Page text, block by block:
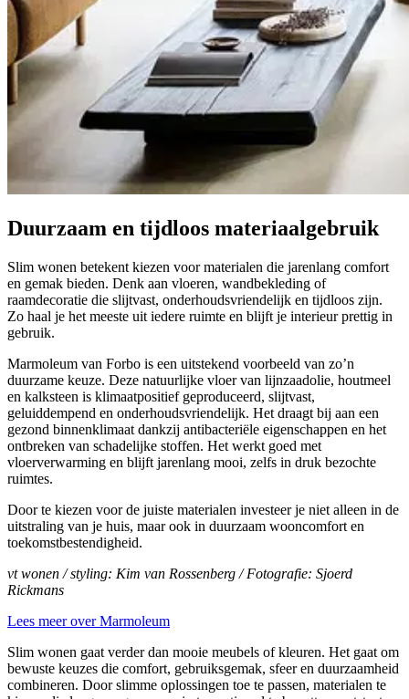
Duurzaam en tijdloos materiaalgebruik
Slim wonen betekent kiezen voor materialen die jarenlang comfort
en gemak bieden. Denk aan vloeren, wandbekleding of
raamdecoratie die slijtvast, onderhoudsvriendelijk en tijdloos zijn.
Zo haal je het meeste uit iedere ruimte en blijft je interieur prettig in
gebruik.
Marmoleum van Forbo is een uitstekend voorbeeld van zo’n
duurzame keuze. Deze natuurlijke vloer van lijnzaadolie, houtmeel
en kalksteen is klimaatpositief geproduceerd, slijtvast,
geluiddempend en onderhoudsvriendelijk. Het draagt bij aan een
gezond binnenklimaat dankzij antibacteriële eigenschappen en het
ontbreken van schadelijke stoffen. Het werkt goed met
vloerverwarming en blijft jarenlang mooi, zelfs in druk bezochte
ruimtes.
Door te kiezen voor de juiste materialen investeer je niet alleen in de
uitstraling van je huis, maar ook in duurzaam wooncomfort en
toekomstbestendigheid.
vt wonen / styling: Kim van Rossenberg / Fotografie: Sjoerd
Rickmans
Lees meer over Marmoleum
Slim wonen gaat verder dan mooie meubels of kleuren. Het gaat om
bewuste keuzes die comfort, gebruiksgemak, sfeer en duurzaamheid
combineren. Door slimme oplossingen toe te passen, materialen te